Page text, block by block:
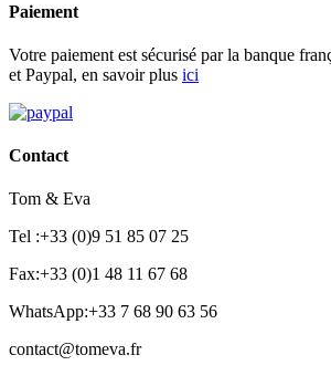
Paiement
Votre paiement est sécurisé par la banque
et Paypal, en savoir plus ici
Contact
Tom & Eva
Tel :+33 (0)9 51 85 07 25
Fax:+33 (0)1 48 11 67 68
WhatsApp:+33 7 68 90 63 56
contact@tomeva.fr